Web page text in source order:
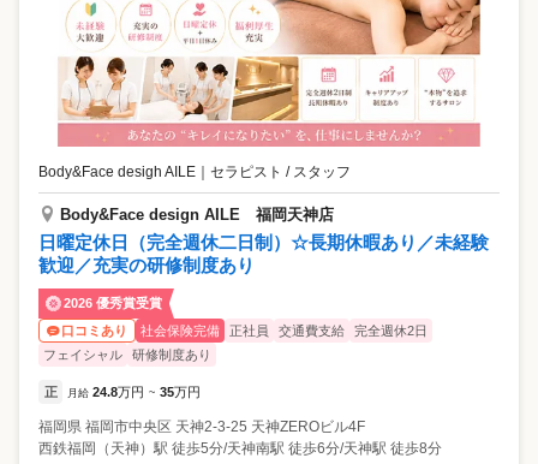
Body&Face desigh AILE セラピスト / スタッフ
Body&Face design AILE 福岡天神店
日曜定休日（完全週休二日制）☆長期休暇あり／未経験
歓迎／充実の研修制度あり
2026 優秀賞受賞
口コミあり
社会保険完備 正社員 交通費支給
完全週休2日
フェイシャル
研修制度あり
正 月給 24.8万円 ~ 35万円
福岡県 福岡市中央区 天神2-3-25 天神ZEROビル4F
西鉄福岡（天神）駅 徒歩5分/天神南駅 徒歩6分/天神駅 徒歩8分